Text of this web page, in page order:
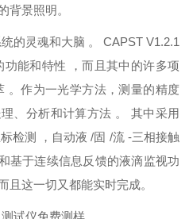
背景照明。
的灵魂和大脑 。 CAPST V1.2.1
能和特性 ，而且其中的许多项
。作为一光学方法，测量的精度
、分析和计算方法 。 其中采用
检测 ，自动液 /固 /流 -三相接触
基于连续信息反馈的液滴监视功
且这一切又都能实时完成。